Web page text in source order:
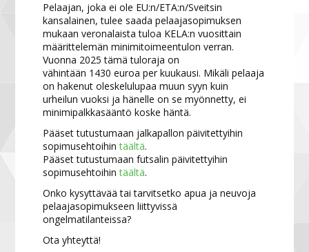
Pelaajan, joka ei ole EU:n/ETA:n/Sveitsin
kansalainen, tulee saada pelaajasopimuksen
mukaan veronalaista tuloa KELA:n vuosittain
määrittelemän minimitoimeentulon verran.
Vuonna 2025 tämä tuloraja on
vähintään 1430 euroa per kuukausi. Mikäli pelaaja
on hakenut oleskelulupaa muun syyn kuin
urheilun vuoksi ja hänelle on se myönnetty, ei
minimipalkkasääntö koske häntä.
Pääset tutustumaan jalkapallon päivitettyihin
sopimusehtoihintäältä.
Pääset tutustumaan futsalin päivitettyihin
sopimusehtoihintäältä.
Onko kysyttävää tai tarvitsetko apua ja neuvoja
pelaajasopimukseen liittyvissä
ongelmatilanteissa?
Ota yhteyttä!